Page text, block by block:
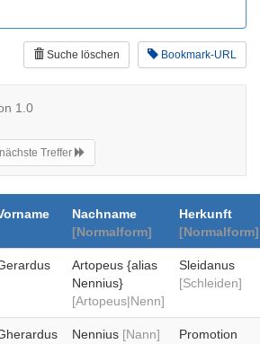
Suche löschen Bookmark-URL
1.0
nächste Treffer
Nachname
[Normalform]
Herkunft
[Normalform]
Artopeus {alias
Nennius}
[Artopeus|Nenn]
Sleidanus
[Schleiden]
Nennius [Nann]
Promotion